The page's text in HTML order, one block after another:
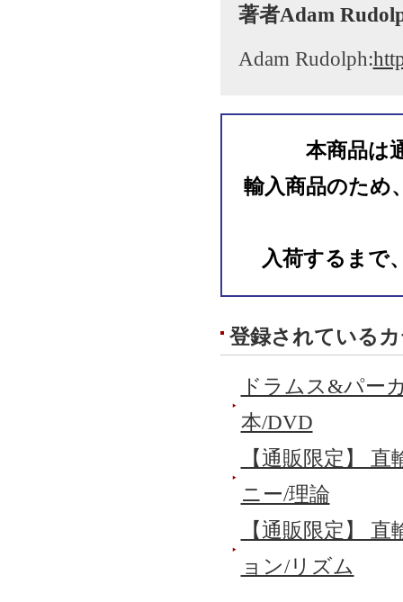
著者Adam
Adam Rudolph:
本商品は
輸入商品のため
入荷するまで
登録されている
ドラムス&パー
本/DVD
【通販限定】 直
ニー/理論
【通販限定】 直
ョン/リズム